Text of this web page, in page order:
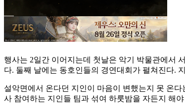
행사는 2일간 이어지는데 첫날은 악기 박물관에서
다. 둘째 날에는 동호인들의 경연대회가 펼쳐진다.
설악면에서 온다던 지인이 마음이 변했는지 못 온
사 참여하는 지인들 팀과 섞여 하룻밤을 자든지 해